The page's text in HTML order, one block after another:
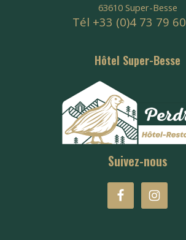
63610 Super-Besse
Tél +33 (0)4 73 79
Hôtel Super-Besse
Suivez-nous